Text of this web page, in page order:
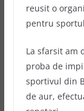
reusit o
pentru
La sfarsit am
proba de
sportivul din
de aur,